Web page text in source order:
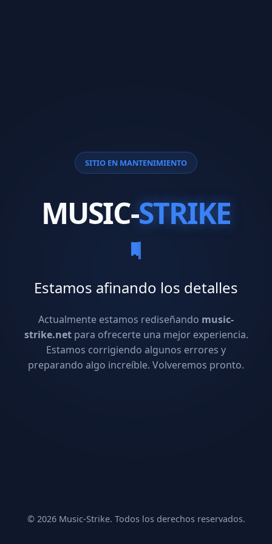
SITIO EN MANTENIMIENTO
MUSIC-STRIKE
Estamos afinando los detalles
Actualmente estamos rediseñando music-
strike.netpara ofrecerte una mejor experiencia.
Estamos corrigiendo algunos errores y
preparando algo increíble. Volveremos pronto.
© 2026 Music-Strike. Todos los derechos reservados.